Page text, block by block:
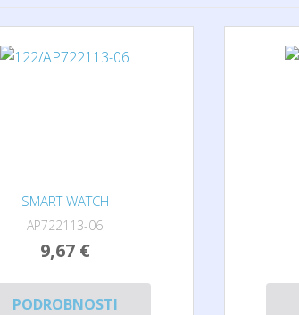
SMART WATCH
AP722113-06
9,67 €
PODROBNOSTI